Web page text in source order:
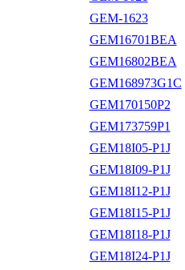
GEM-1623
GEM16701BEA
GEM16802BEA
GEM168973G1C
GEM170150P2
GEM173759P1
GEM18I05-P1J
GEM18I09-P1J
GEM18I12-P1J
GEM18I15-P1J
GEM18I18-P1J
GEM18I24-P1J